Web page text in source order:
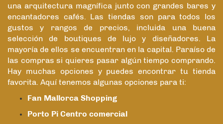
una arquitectura magnífica junto con grandes bares y
encantadores cafés. Las tiendas son para todos los
gustos y rangos de precios, incluida una buena
selección de boutiques de lujo y diseñadores. La
mayoría de ellos se encuentran en la capital. Paraíso de
las compras si quieres pasar algún tiempo comprando.
Hay muchas opciones y puedes encontrar tu tienda
favorita. Aquí tenemos algunas opciones para ti:
Fan Mallorca Shopping
Porto Pi Centro comercial